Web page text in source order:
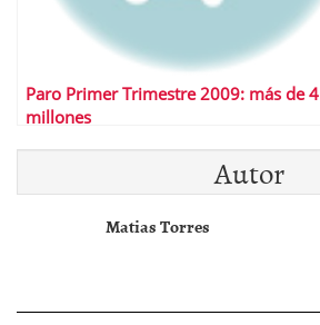
Paro Primer Trimestre 2009: más de 4
millones
Autor
Matias Torres